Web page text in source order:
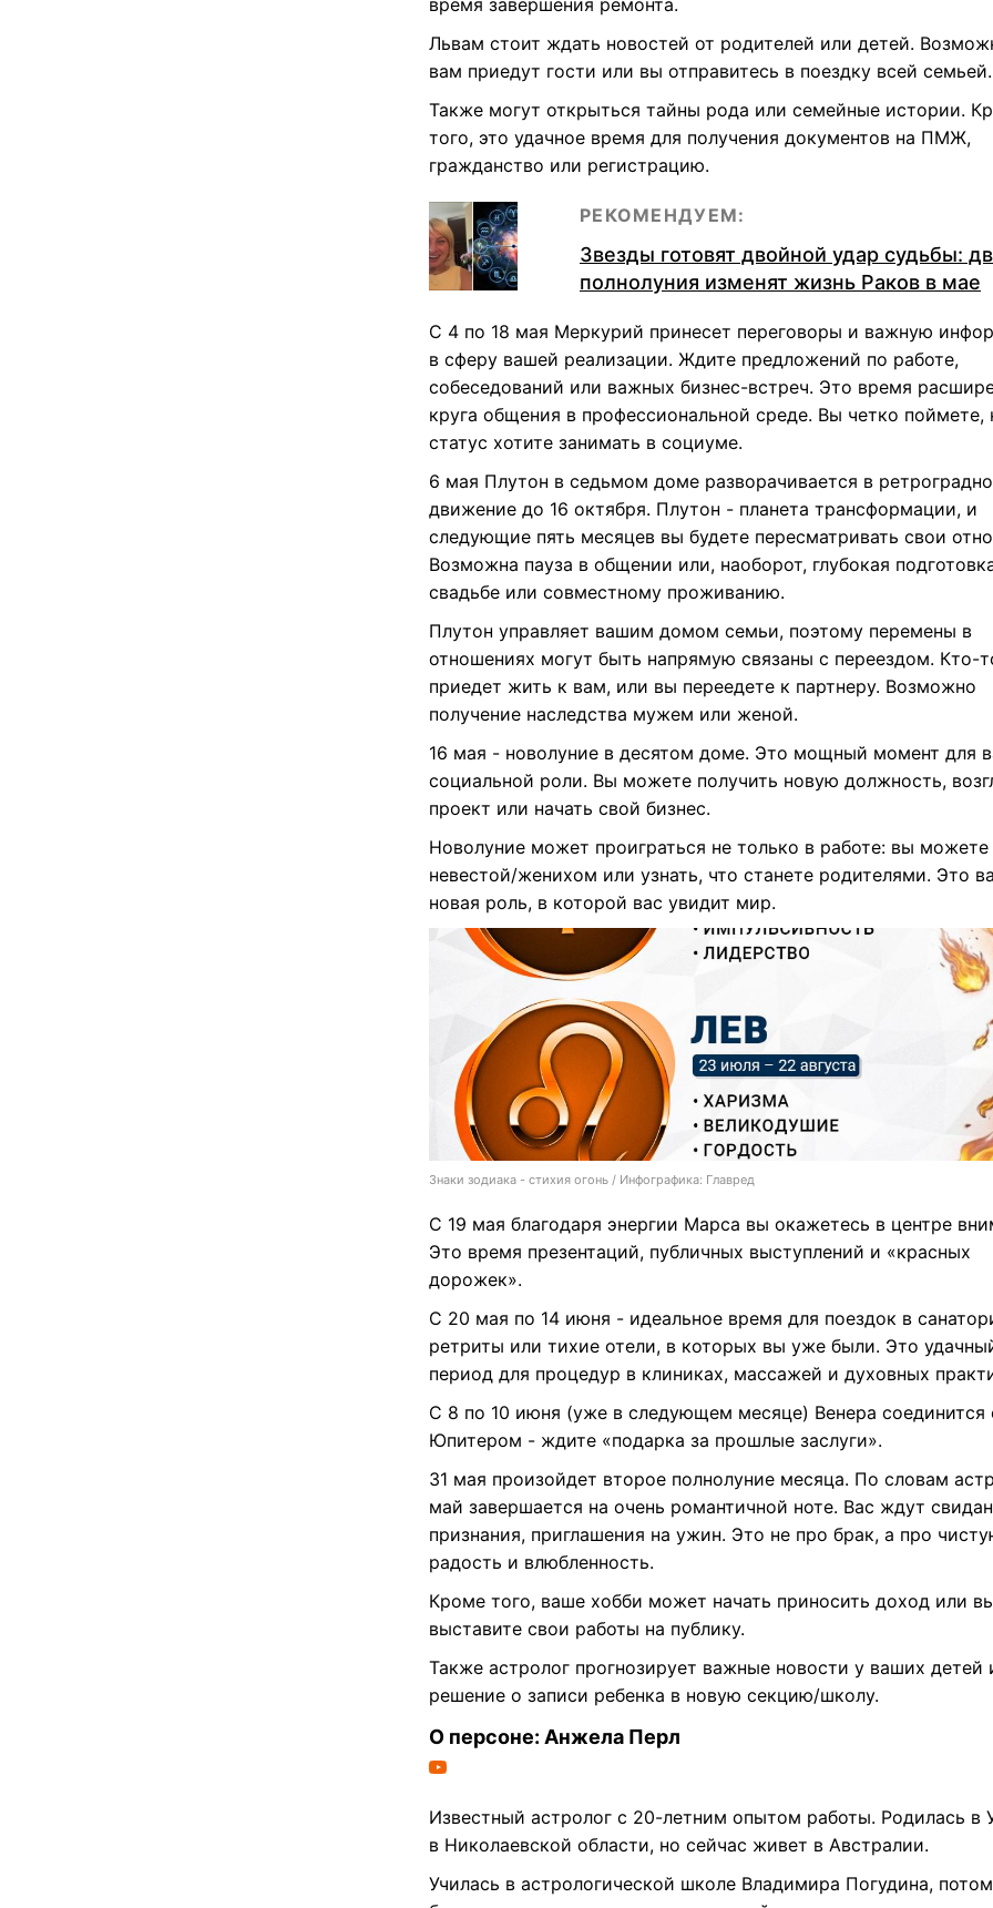
время завершения ремонта.
Львам стоит ждать новостей от родителей или детей.
вам приедут гости или вы отправитесь в поездку всей семьей.
Также могут открыться тайны рода или семейные истории.
того, это удачное время для получения документов на ПМЖ,
гражданство или регистрацию.
РЕКОМЕНДУЕМ:
Звезды готовят двойной удар судьбы:
полнолуния изменят жизнь Раков в мае
С 4 по 18 мая Меркурий принесет переговоры и важную
в сферу вашей реализации. Ждите предложений по работе,
собеседований или важных бизнес-встреч. Это время
круга общения в профессиональной среде. Вы четко поймете,
статус хотите занимать в социуме.
6 мая Плутон в седьмом доме разворачивается в
движение до 16 октября. Плутон - планета трансформации, и
следующие пять месяцев вы будете пересматривать свои
Возможна пауза в общении или, наоборот, глубокая
свадьбе или совместному проживанию.
Плутон управляет вашим домом семьи, поэтому перемены в
отношениях могут быть напрямую связаны с переездом. Кто-
приедет жить к вам, или вы переедете к партнеру. Возможно
получение наследства мужем или женой.
16 мая - новолуние в десятом доме. Это мощный момент для
социальной роли. Вы можете получить новую должность,
проект или начать свой бизнес.
Новолуние может проиграться не только в работе: вы можете
невестой/женихом или узнать, что станете родителями. Это
новая роль, в которой вас увидит мир.
Знаки зодиака - стихия огонь / Инфографика: Главред
С 19 мая благодаря энергии Марса вы окажетесь в центре
Это время презентаций, публичных выступлений и «красных
дорожек».
С 20 мая по 14 июня - идеальное время для поездок в
ретриты или тихие отели, в которых вы уже были. Это
период для процедур в клиниках, массажей и духовных
С 8 по 10 июня (уже в следующем месяце) Венера соединится
Юпитером - ждите «подарка за прошлые заслуги».
31 мая произойдет второе полнолуние месяца. По словам
май завершается на очень романтичной ноте. Вас ждут
признания, приглашения на ужин. Это не про брак, а про
радость и влюбленность.
Кроме того, ваше хобби может начать приносить доход или
выставите свои работы на публику.
Также астролог прогнозирует важные новости у ваших детей
решение о записи ребенка в новую секцию/школу.
О персоне: Анжела Перл
Известный астролог с 20-летним опытом работы. Родилась в
в Николаевской области, но сейчас живет в Австралии.
Училась в астрологической школе Владимира Погудина,